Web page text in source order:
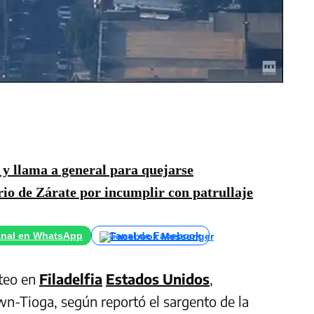
llama a general para quejarse
de Zárate por incumplir con patrullaje
en WhatsApp Canal de Facebook
en Filadelfia Estados Unidos,
Tioga, según reportó el sargento de la